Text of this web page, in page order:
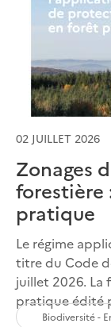
02 JUILLET 2026
Zonages
forestière
pratique
Le régime
titre du Code
juillet 2026. La
pratique édité
Biodiversité -